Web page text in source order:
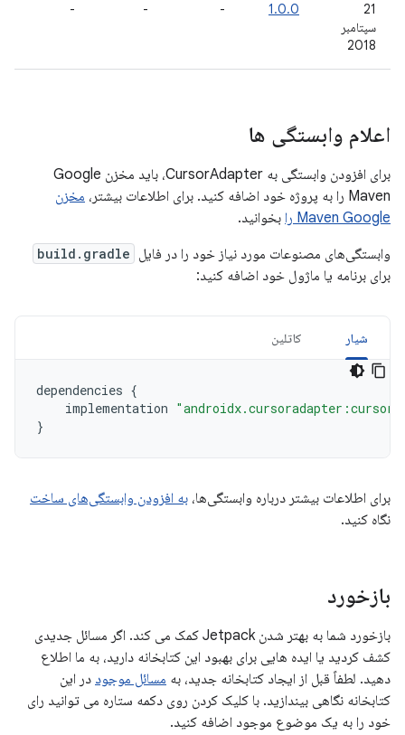
21
سپتامبر
2018
1.0.0
-
-
-
اعلام وابستگی ها
برای افزودن وابستگی به CursorAdapter، باید مخزن Google
Maven را به پروژه خود اضافه کنید. برای اطلاعات بیشتر،
مخزن
Maven Google را
بخوانید.
وابستگی‌های مصنوعات مورد نیاز خود را در فایل build.gradle
برای برنامه یا ماژول خود اضافه کنید:
شیار کاتلین
dependencies {
implementation
}
برای اطلاعات بیشتر درباره وابستگی‌ها، به افزودن وابستگی‌های ساخت
نگاه کنید.
بازخورد
بازخورد شما به بهتر شدن Jetpack کمک می کند. اگر مسائل جدیدی
کشف کردید یا ایده هایی برای بهبود این کتابخانه دارید، به ما اطلاع
دهید. لطفاً قبل از ایجاد کتابخانه جدید، به مسائل موجود در این
کتابخانه نگاهی بیندازید. با کلیک کردن روی دکمه ستاره می توانید رای
خود را به یک موضوع موجود اضافه کنید.